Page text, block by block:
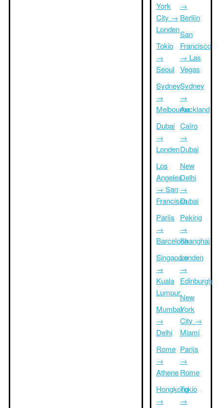
York
City →
Londen
Tokio
→
Seoul
Sydney
→
Melbourne
Dubai
→
Londen
Los
Angeles
→ San
Francisco
Parijs
→
Barcelona
Singapore
→
Kuala
Lumpur
Mumbai
→
Delhi
Rome
→
Athene
Hongkong
→
→
Berlijn
San
Francisco
→ Las
Vegas
Sydney
→
Auckland
Caïro
→
Dubai
New
Delhi
→
Dubai
Peking
→
Shanghai
Londen
→
Edinburgh
New
York
City →
Miami
Parijs
→
Rome
Tokio
→